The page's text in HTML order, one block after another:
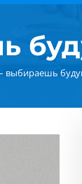
выбираешь